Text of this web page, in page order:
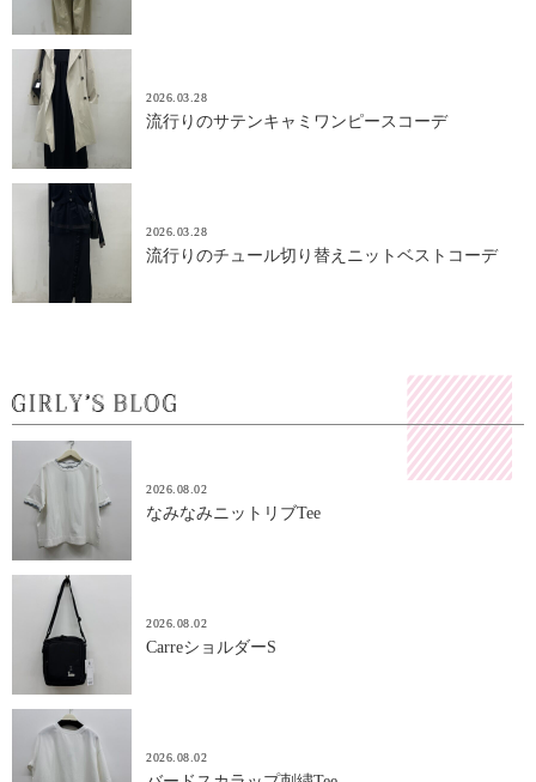
2026.03.28
流行りのサテンキャミワンピースコーデ
2026.03.28
流行りのチュール切り替えニットベストコーデ
2026.08.02
なみなみニットリブTee
2026.08.02
CarreショルダーS
2026.08.02